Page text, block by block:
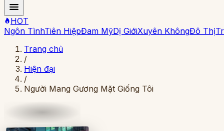
HOT
Ngôn TìnhTiên HiệpĐam MỹDị GiớiXuyên KhôngĐô Thị
Trang chủ
/
Hiện đại
/
Người Mang Gương Mặt Giống Tôi